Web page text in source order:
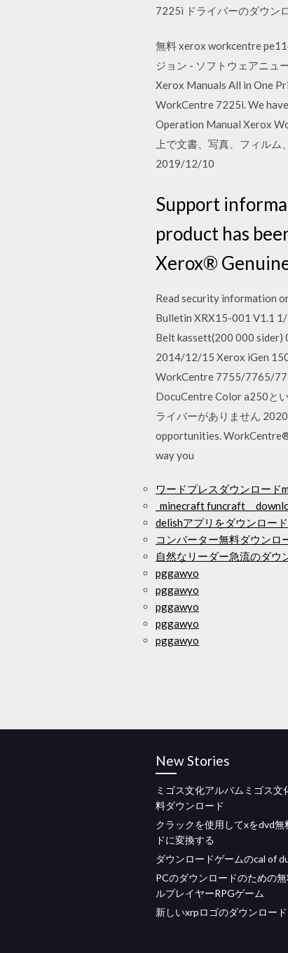
7225i ドライバーのダウ
無料 xerox workcentre
ジョン - ソフトウェアニュ
Xerox Manuals All in One
WorkCentre 7225i. We
Operation Manual Xerox
上で文書、写真、フィル
2019/12/10
Support
product has
Xerox®
Read security information
Bulletin XRX15-001 V1.1
Belt kassett(200 000
2014/12/15 Xerox iGen
WorkCentre 7755/7765/
DocuCentre Color a250と
ライバーがありません
opportunities.
way you
ワードプレスダウンロード
_minecraft funcraft_
delishアプリをダウンロード
コンバーター無料ダウンロ
自然なリーダー急流のダウ
pggawyo
pggawyo
pggawyo
pggawyo
pggawyo
New Stories
ミゴス文化アルバムミゴス文
料ダウンロード
クラックを使用してxをdvd無
ドに変換する
ダウンロードゲームのcal of
PCのダウンロードのための
ルプレイヤーRPGゲーム
新しいxrpロゴのダウンロード